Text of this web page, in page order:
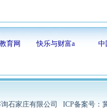
育网 快乐与财富a 中
石家庄有限公司 ICP备案号：